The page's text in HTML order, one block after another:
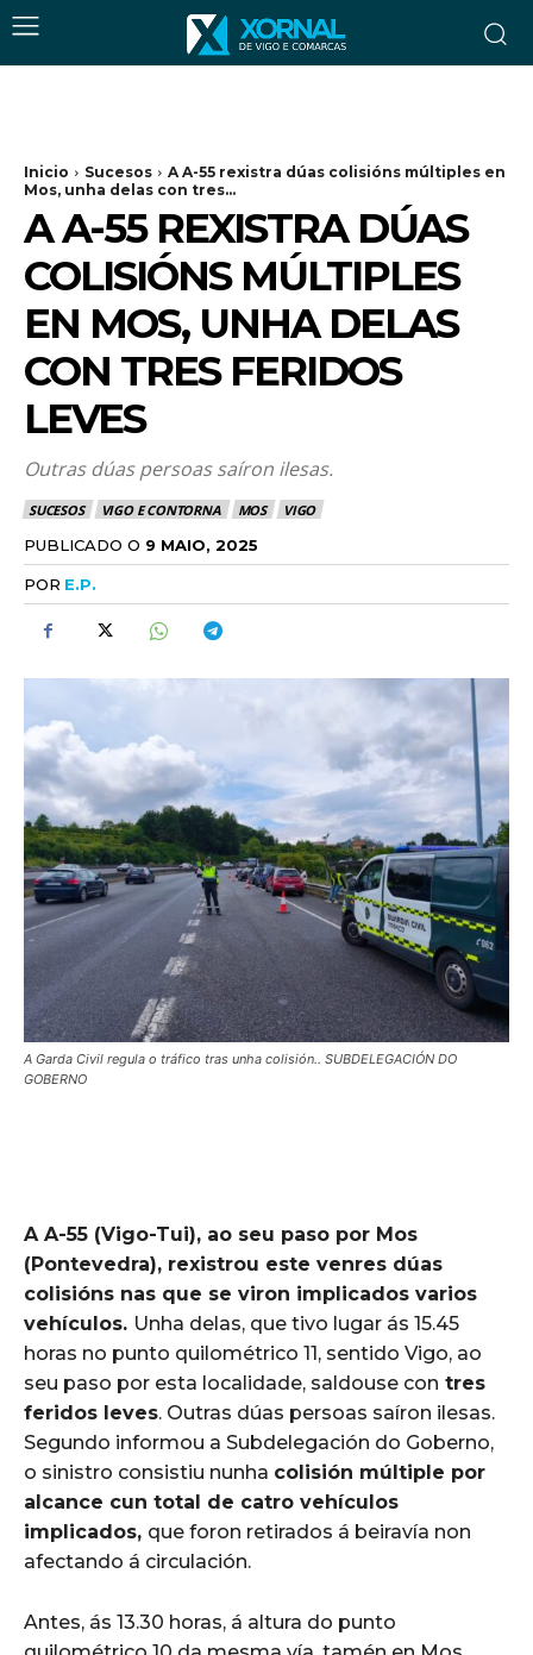
Inicio Sucesos
A A-55 rexistra dúas colisións múltiples en
Mos, unha delas con tres...
A A-55 REXISTRA DÚAS
COLISIÓNS MÚLTIPLES
EN MOS, UNHA DELAS
CON TRES FERIDOS
LEVES
Outras dúas persoas saíron ilesas.
SUCESOS VIGO E CONTORNA MOS VIGO
PUBLICADO O 9 MAIO, 2025
POR E.P.
A Garda Civil regula o tráfico tras unha colisión.. SUBDELEGACIÓN DO
GOBERNO
A A-55 (Vigo-Tui), ao seu paso por Mos
(Pontevedra), rexistrou este venres dúas
colisións nas que se viron implicados varios
vehículos. Unha delas, que tivo lugar ás 15.45
horas no punto quilométrico 11, sentido Vigo, ao
seu paso por esta localidade, saldouse con tres
feridos leves. Outras dúas persoas saíron ilesas.
Segundo informou a Subdelegación do Goberno,
o sinistro consistiu nunha colisión múltiple por
alcance cun total de catro vehículos
implicados, que foron retirados á beiravía non
afectando á circulación.
Antes, ás 13.30 horas, á altura do punto